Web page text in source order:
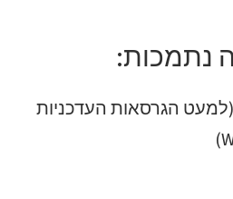
נתמכות:
כל גרסאות Windows (למעט הגרסאות העדכניות